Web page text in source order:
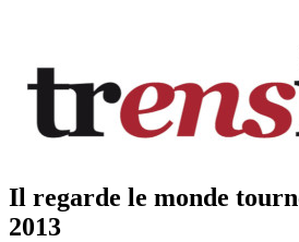
Il regarde le monde
2013